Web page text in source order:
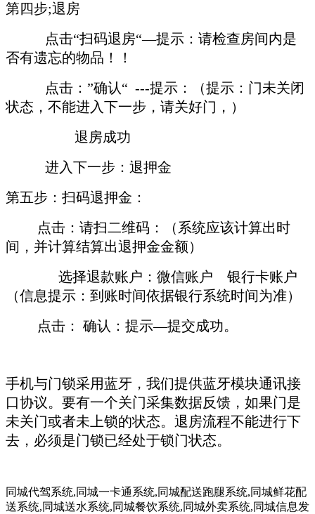
第四步;退房
点击“扫码退房“—提示：请检查房间内是
否有遗忘的物品！！
点击：”确认“ ---提示：（提示：门未关闭
状态，不能进入下一步，请关好门，）
退房成功
进入下一步：退押金
第五步：扫码退押金：
点击：请扫二维码：（系统应该计算出时
间，并计算结算出退押金金额）
选择退款账户：微信账户 银行卡账户
（信息提示：到账时间依据银行系统时间为准）
点击： 确认：提示—提交成功。
手机与门锁采用蓝牙，我们提供蓝牙模块通讯接
口协议。要有一个关门采集数据反馈，如果门是
未关门或者未上锁的状态。退房流程不能进行下
去，必须是门锁已经处于锁门状态。
同城代驾系统,同城一卡通系统,同城配送跑腿系统,同城鲜花配
送系统,同城送水系统,同城餐饮系统,同城外卖系统,同城信息发